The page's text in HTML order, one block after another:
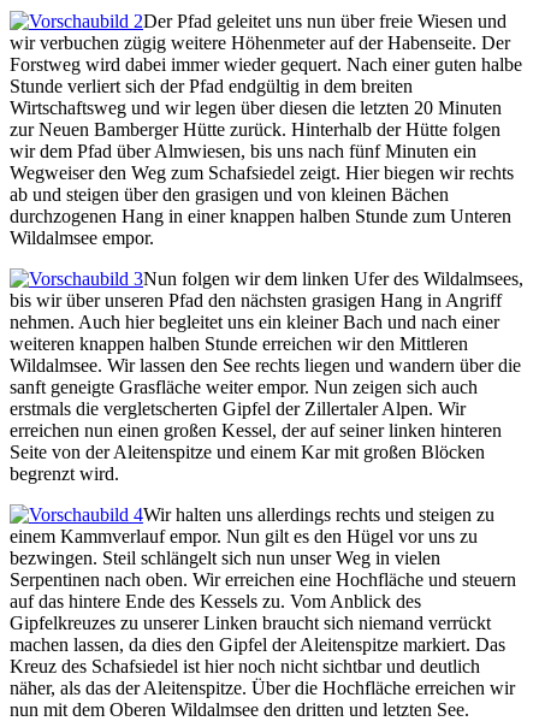
Der Pfad geleitet uns nun über freie Wiesen und
wir verbuchen zügig weitere Höhenmeter auf der Habenseite. Der
Forstweg wird dabei immer wieder gequert. Nach einer guten halbe
Stunde verliert sich der Pfad endgültig in dem breiten
Wirtschaftsweg und wir legen über diesen die letzten 20 Minuten
zur Neuen Bamberger Hütte zurück. Hinterhalb der Hütte folgen
wir dem Pfad über Almwiesen, bis uns nach fünf Minuten ein
Wegweiser den Weg zum Schafsiedel zeigt. Hier biegen wir rechts
ab und steigen über den grasigen und von kleinen Bächen
durchzogenen Hang in einer knappen halben Stunde zum Unteren
Wildalmsee empor.
Nun folgen wir dem linken Ufer des Wildalmsees,
bis wir über unseren Pfad den nächsten grasigen Hang in Angriff
nehmen. Auch hier begleitet uns ein kleiner Bach und nach einer
weiteren knappen halben Stunde erreichen wir den Mittleren
Wildalmsee. Wir lassen den See rechts liegen und wandern über die
sanft geneigte Grasfläche weiter empor. Nun zeigen sich auch
erstmals die vergletscherten Gipfel der Zillertaler Alpen. Wir
erreichen nun einen großen Kessel, der auf seiner linken hinteren
Seite von der Aleitenspitze und einem Kar mit großen Blöcken
begrenzt wird.
Wir halten uns allerdings rechts und steigen zu
einem Kammverlauf empor. Nun gilt es den Hügel vor uns zu
bezwingen. Steil schlängelt sich nun unser Weg in vielen
Serpentinen nach oben. Wir erreichen eine Hochfläche und steuern
auf das hintere Ende des Kessels zu. Vom Anblick des
Gipfelkreuzes zu unserer Linken braucht sich niemand verrückt
machen lassen, da dies den Gipfel der Aleitenspitze markiert. Das
Kreuz des Schafsiedel ist hier noch nicht sichtbar und deutlich
näher, als das der Aleitenspitze. Über die Hochfläche erreichen wir
nun mit dem Oberen Wildalmsee den dritten und letzten See.